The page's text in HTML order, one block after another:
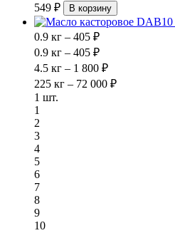
549 ₽
В корзину
0.9 кг – 405 ₽
0.9 кг – 405 ₽
4.5 кг – 1 800 ₽
225 кг – 72 000 ₽
1 шт.
1
2
3
4
5
6
7
8
9
10